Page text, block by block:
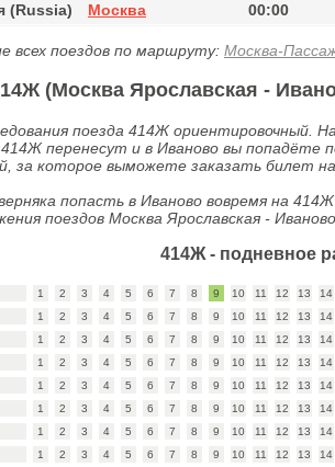
Москва
00:00
всех поездов по маршруту: Москва-
(Москва Ярославская -
поезда 414Ж ориентировочный.
перенесут и в Иваново вы попадёте
за которое выможете заказать билет
попасть в Иваново вовремя на 414Ж
поездов Москва Ярославская - Иваново.
414Ж - подневное
1 2 3 4 5 6 7 8 9 10 11 12 13 14
1 2 3 4 5 6 7 8 9 10 11 12 13 14
1 2 3 4 5 6 7 8 9 10 11 12 13 14
1 2 3 4 5 6 7 8 9 10 11 12 13 14
1 2 3 4 5 6 7 8 9 10 11 12 13 14
1 2 3 4 5 6 7 8 9 10 11 12 13 14
1 2 3 4 5 6 7 8 9 10 11 12 13 14
1 2 3 4 5 6 7 8 9 10 11 12 13 14